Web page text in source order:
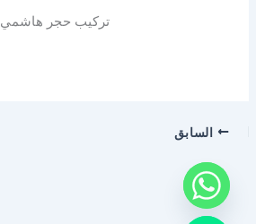
تركيب حجر هاشمي
السابق